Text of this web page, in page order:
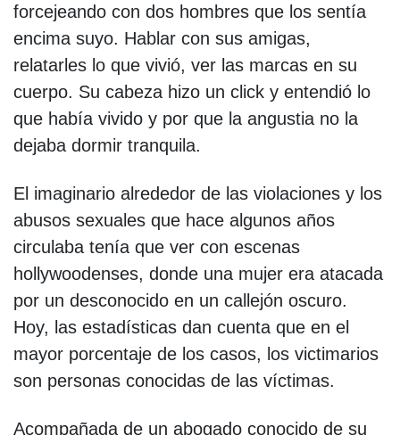
forcejeando con dos hombres que los sentía
encima suyo. Hablar con sus amigas,
relatarles lo que vivió, ver las marcas en su
cuerpo. Su cabeza hizo un click y entendió lo
que había vivido y por que la angustia no la
dejaba dormir tranquila.
El imaginario alrededor de las violaciones y los
abusos sexuales que hace algunos años
circulaba tenía que ver con escenas
hollywoodenses, donde una mujer era atacada
por un desconocido en un callejón oscuro.
Hoy, las estadísticas dan cuenta que en el
mayor porcentaje de los casos, los victimarios
son personas conocidas de las víctimas.
Acompañada de un abogado conocido de su